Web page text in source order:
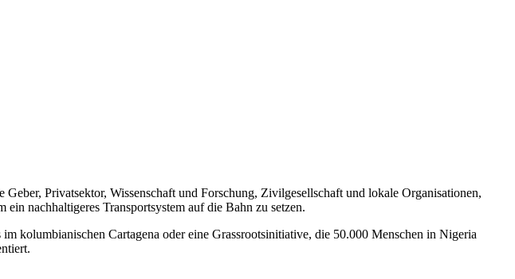
Privatsektor, Wissenschaft und Forschung, Zivilgesellschaft und lokale Organisationen,
nachhaltigeres Transportsystem auf die Bahn zu setzen.
kolumbianischen Cartagena oder eine Grassrootsinitiative, die 50.000 Menschen in Nigeria